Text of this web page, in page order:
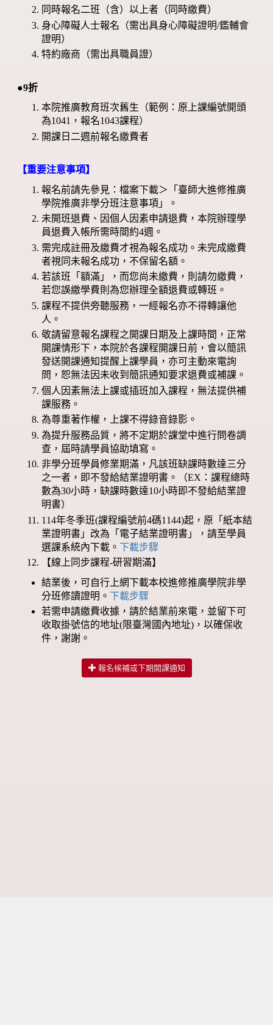
同時報名二班（含）以上者（同時繳費）
身心障礙人士報名（需出具身心障礙證明/鑑輔會
證明）
特約廠商（需出具職員證）
●9折
本院推廣教育班次舊生（範例：原上課編號開頭
為1041，報名1043課程）
開課日二週前報名繳費者
【重要注意事項】
報名前請先參見：檔案下載＞「臺師大進修推廣
學院推廣非學分班注意事項」。
未開班退費、因個人因素申請退費，本院辦理學
員退費入帳所需時間約4週。
需完成註冊及繳費才視為報名成功。未完成繳費
者視同未報名成功，不保留名額。
若該班「額滿」，而您尚未繳費，則請勿繳費，
若您誤繳學費則為您辦理全額退費或轉班。
課程不提供旁聽服務，一經報名亦不得轉讓他
人。
敬請留意報名課程之開課日期及上課時間，正常
開課情形下，本院於各課程開課日前，會以簡訊
發送開課通知提醒上課學員，亦可主動來電詢
問，恕無法因未收到簡訊通知要求退費或補課。
個人因素無法上課或插班加入課程，無法提供補
課服務。
為尊重著作權，上課不得錄音錄影。
為提升服務品質，將不定期於課堂中進行問卷調
查，屆時請學員協助填寫。
非學分班學員修業期滿，凡該班缺課時數達三分
之一者，即不發給結業證明書。（EX：課程總時
數為30小時，缺課時數達10小時即不發給結業證
明書）
114年冬季班(課程編號前4碼1144)起，原「紙本結
業證明書」改為「電子結業證明書」，請至學員
選課系統內下載。下載步驟
【線上同步課程-研習期滿】
結業後，可自行上網下載本校進修推廣學院非學
分班修讀證明。下載步驟
若需申請繳費收據，請於結業前來電，並留下可
收取掛號信的地址(限臺灣國內地址)，以確保收
件，謝謝。
報名候補或下期開課通知